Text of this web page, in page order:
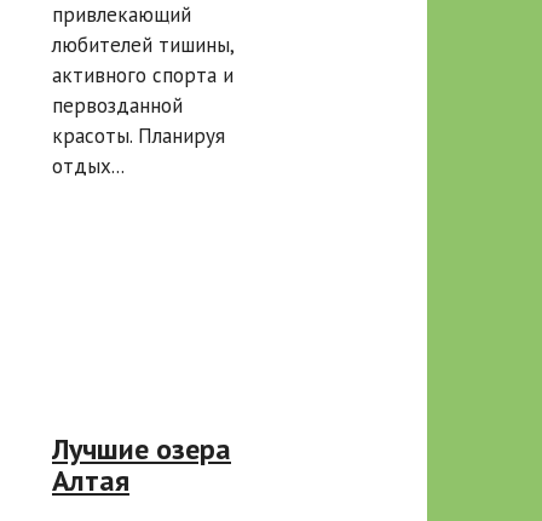
привлекающий
любителей тишины,
активного спорта и
первозданной
красоты. Планируя
отдых...
Лучшие озера
Алтая